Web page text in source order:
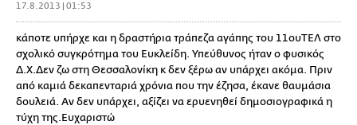
17.8.2013 | 01:53
κάποτε υπήρχε και η δραστήρια τράπεζα αγάπης του 11ουΤΕΛ στο
σχολικό συγκρότημα του Ευκλείδη. Υπεύθυνος ήταν ο φυσικός
Δ.Χ.Δεν ζω στη Θεσσαλονίκη κ δεν ξέρω αν υπάρχει ακόμα. Πριν
από καμιά δεκαπενταριά χρόνια που την έζησα, έκανε θαυμάσια
δουλειά. Αν δεν υπάρχει, αξίζει να ερυενηθεί δημοσιογραφικά η
τύχη της.Ευχαριστώ